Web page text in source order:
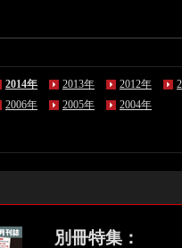
2014年 2013年 2012年
2006年 2005年 2004年
別冊特集：